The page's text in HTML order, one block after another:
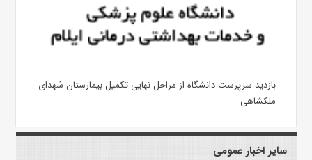
بازدید سرپرست دانشگاه از مراحل نهایی تکمیل بیمارستان شهدای
ملکشاهی
سایر اخبار عمومی